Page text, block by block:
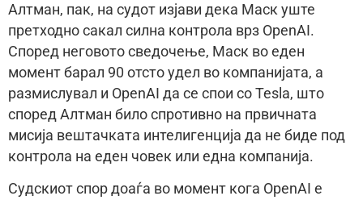
Алтман, пак, на судот изјави дека Маск уште
претходно сакал силна контрола врз OpenAI.
Според неговото сведочење, Маск во еден
момент барал 90 отсто удел во компанијата, а
размислувал и OpenAI да се спои со Tesla, што
според Алтман било спротивно на првичната
мисија вештачката интелигенција да не биде под
контрола на еден човек или една компанија.
Судскиот спор доаѓа во момент кога OpenAI е